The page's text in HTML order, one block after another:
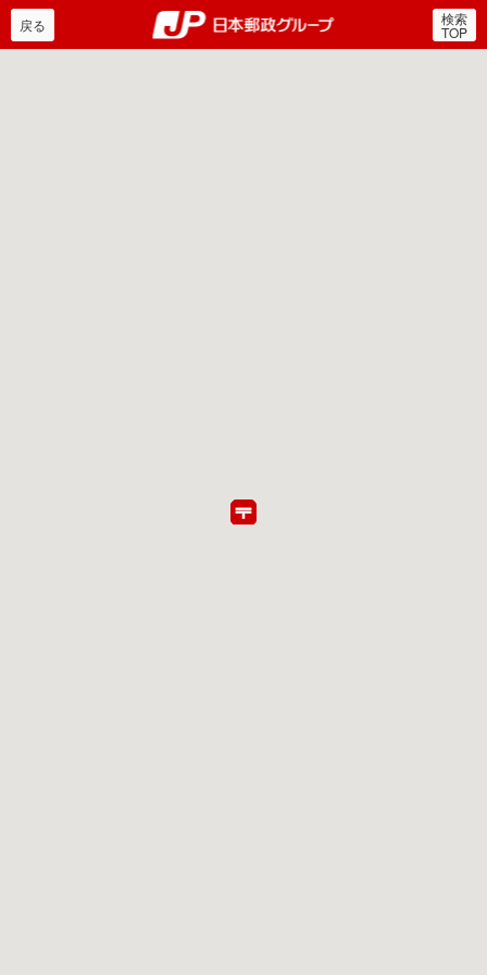
郵便局・日本郵政グルー
戻る 検索
TOP